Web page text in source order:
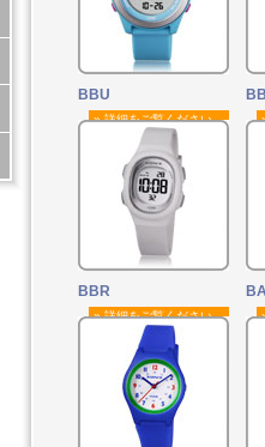
BBU
» 詳細をご覧ください。
BBR
» 詳細をご覧ください。